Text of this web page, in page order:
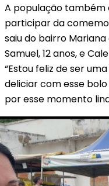
A população
participar da
saiu do bairro
Samuel, 12 anos, e
“Estou feliz de ser
deliciar com esse
por esse momento